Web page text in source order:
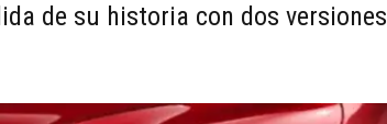
de su historia con dos versiones